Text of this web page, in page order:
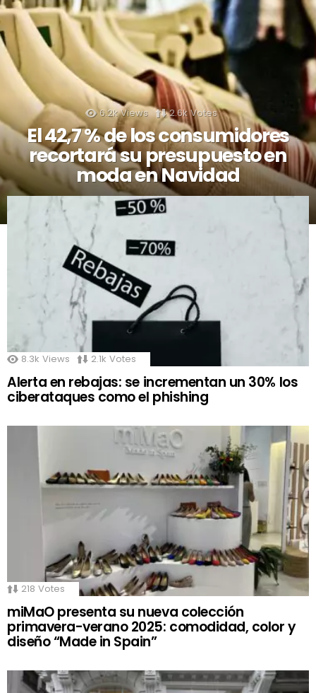
6.2k Views 2.6k Votes
El 42,7 % de los consumidores
recortará su presupuesto en
moda en Navidad
8.3k Views 2.1k Votes
Alerta en rebajas: se incrementan un 30% los
ciberataques como el phishing
218 Votes
miMaO presenta su nueva colección
primavera-verano 2025: comodidad, color y
diseño “Made in Spain”